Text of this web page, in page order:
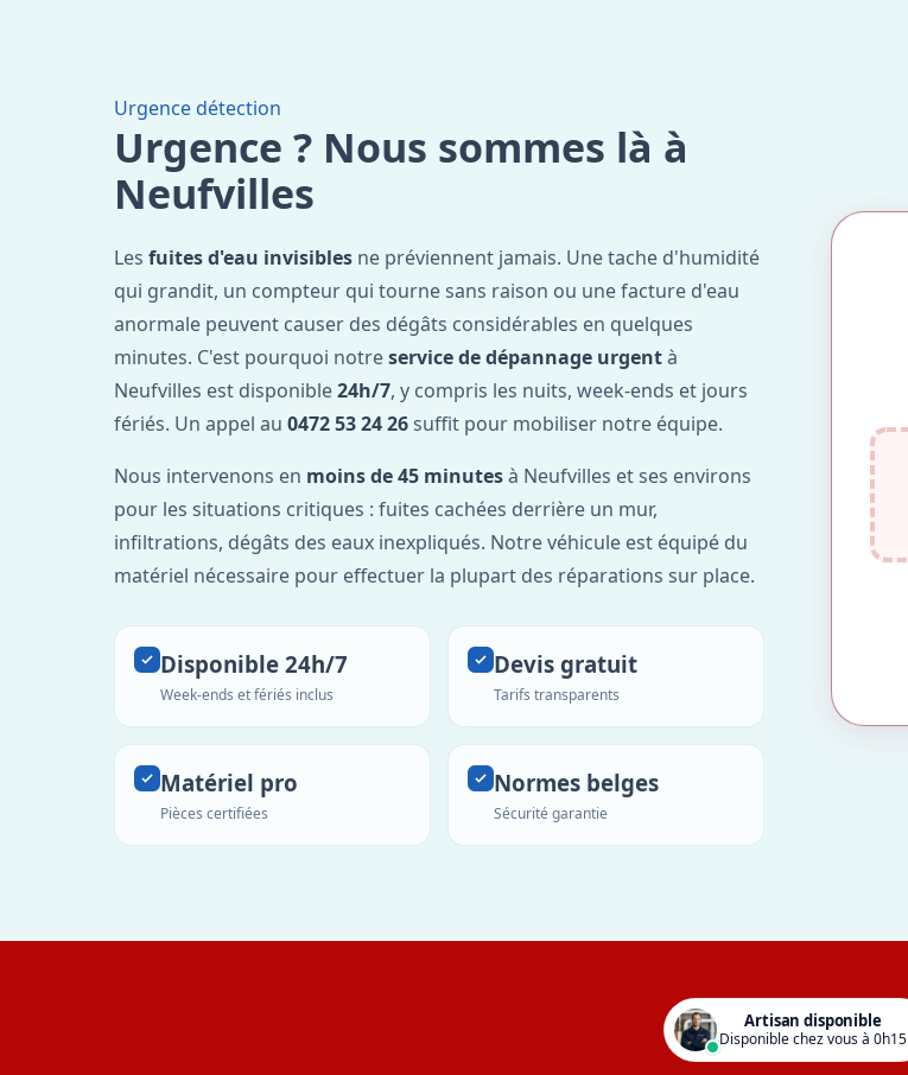
Urgence détection
Urgence ? Nous sommes là à
Neufvilles
Les fuites d'eau invisibles ne préviennent jamais. Une tache d'humidité
qui grandit, un compteur qui tourne sans raison ou une facture d'eau
anormale peuvent causer des dégâts considérables en quelques
minutes. C'est pourquoi notreservice de dépannage urgentà
Neufvilles est disponible24h/7, y compris les nuits, week-ends et jours
fériés. Un appel au 0472 53 24 26suffit pour mobiliser notre équipe.
Nous intervenons en moins de 45 minutesà Neufvilles et ses environs
pour les situations critiques : fuites cachées derrière un mur,
infiltrations, dégâts des eaux inexpliqués. Notre véhicule est équipé du
matériel nécessaire pour effectuer la plupart des réparations sur place.
Disponible 24h/7
Week-ends et fériés inclus
Devis gratuit
Tarifs transparents
Matériel pro
Pièces certifiées
Normes belges
Sécurité garantie
Artisan disponible
Disponible chez vous à 0h15